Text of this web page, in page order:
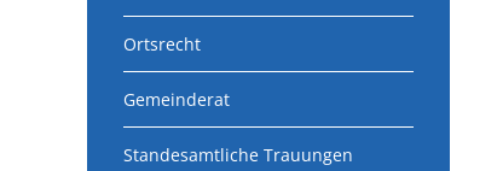
Ortsrecht
Gemeinderat
Standesamtliche Trauungen